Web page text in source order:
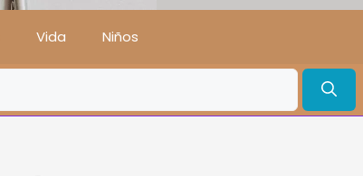
Vida Niños